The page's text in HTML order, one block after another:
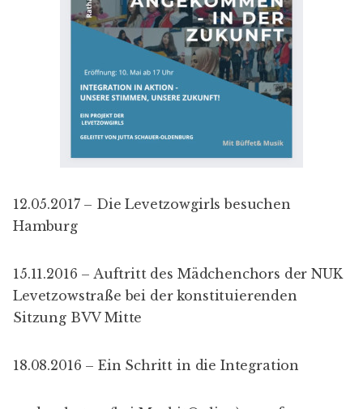
12.05.2017 – Die Levetzowgirls besuchen
Hamburg
15.11.2016 – Auftritt des Mädchenchors der NUK
Levetzowstraße bei der konstituierenden
Sitzung BVV Mitte
18.08.2016 – Ein Schritt in die Integration